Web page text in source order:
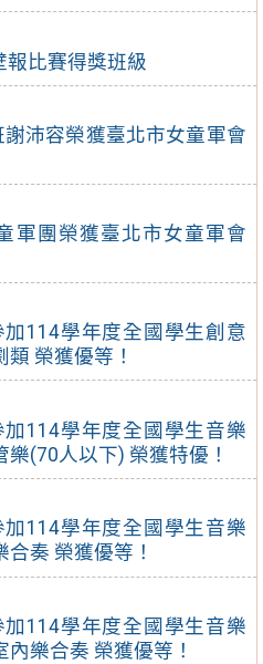
報比賽得獎班級
謝沛容榮獲臺北市女童軍會
軍團榮獲臺北市女童軍會
加114學年度全國學生創意
榮獲優等！
加114學年度全國學生音樂
(70人以下) 榮獲特優！
加114學年度全國學生音樂
奏 榮獲優等！
加114學年度全國學生音樂
樂合奏 榮獲優等！